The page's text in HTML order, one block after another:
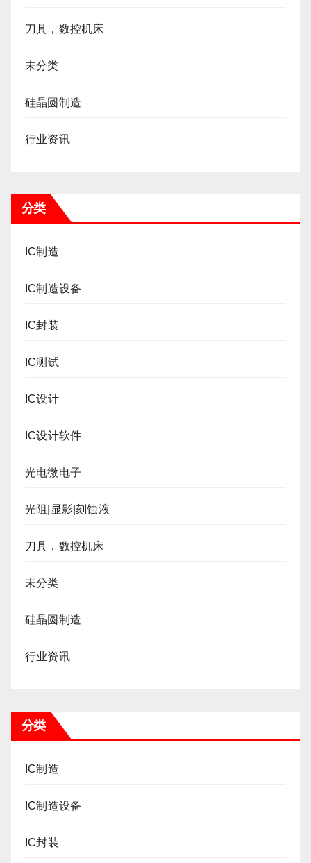
刀具，数控机床
未分类
硅晶圆制造
行业资讯
分类
IC制造
IC制造设备
IC封装
IC测试
IC设计
IC设计软件
光电微电子
光阻|显影|刻蚀液
刀具，数控机床
未分类
硅晶圆制造
行业资讯
分类
IC制造
IC制造设备
IC封装